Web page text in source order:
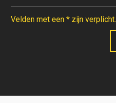
Velden met een * zijn verplicht.